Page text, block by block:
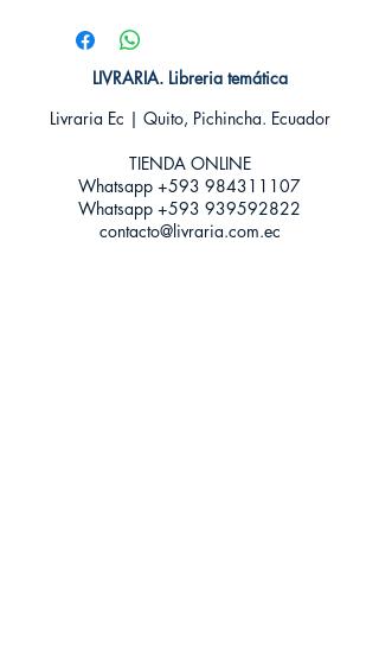
Editorial: Alfaguara
Idioma: Castellano
Encuadernación: Tapa blanda
Categoría: Novela Juvenil - Fantasía
LIVRARIA. Libreria temática
Livraria Ec | Quito, Pichincha. Ecuador
TIENDA ONLINE​
Whatsapp +593 984311107
Whatsapp +593 939592822
contacto@livraria.com.ec